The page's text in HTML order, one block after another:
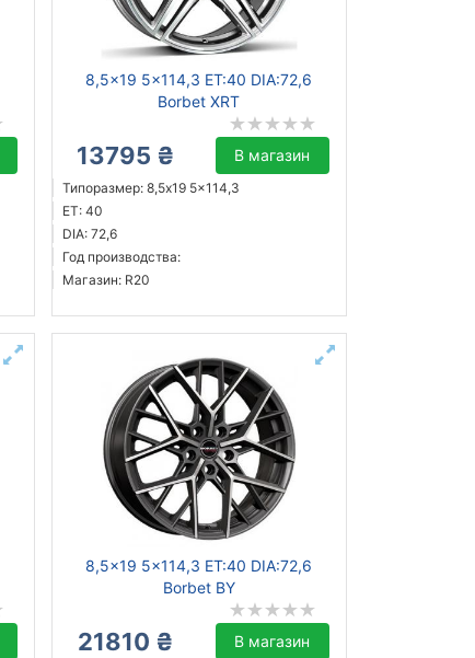
8,5x19 5x114,3 ET:40 DIA:72,6
Borbet XRT
13795 ₴ В магазин
Типоразмер: 8,5x19 5x114,3
ET: 40
DIA: 72,6
Год производства:
Магазин: R20
8,5x19 5x114,3 ET:40 DIA:72,6
Borbet BY
21810 ₴ В магазин